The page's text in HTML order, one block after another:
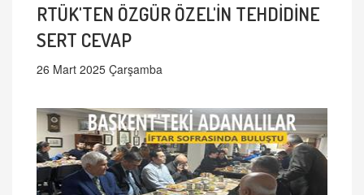
RTÜK'TEN ÖZGÜR ÖZEL'İN TEHDİDİNE
SERT CEVAP
26 Mart 2025 Çarşamba